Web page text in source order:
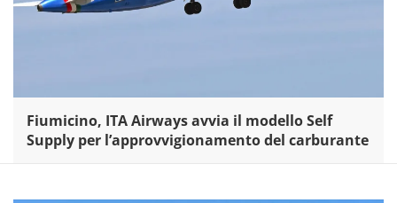
Fiumicino, ITA Airways avvia il modello Self
Supply per l’approvvigionamento del carburante